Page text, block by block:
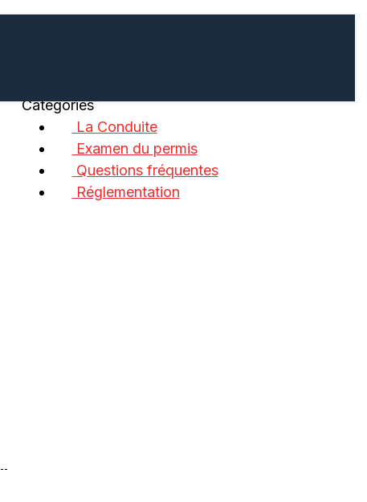
Catégories
La Conduite
Examen du permis
Questions fréquentes
Réglementation